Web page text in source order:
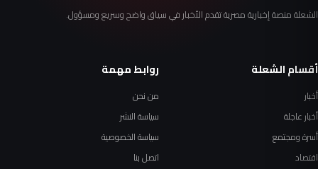
الشعلة منصة إخبارية مصرية تقدم الأخبار في سياق واضح وسريع ومسؤول.
أقسام الشعلة
أخبار
أخبار عاجلة
أسرة ومجتمع
اقتصاد
روابط مهمة
من نحن
سياسة النشر
سياسة الخصوصية
اتصل بنا